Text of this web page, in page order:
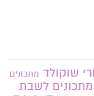
שוקולד מתכונים
מתכונים לשבת